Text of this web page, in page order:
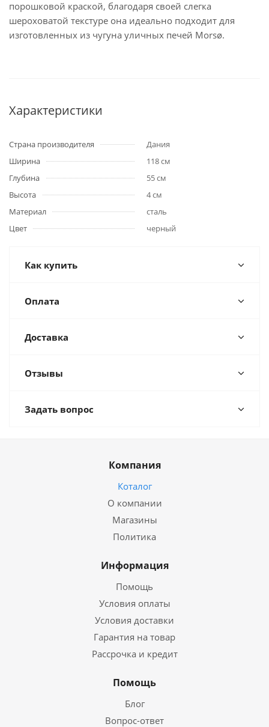
порошковой краской, благодаря своей слегка
шероховатой текстуре она идеально подходит для
изготовленных из чугуна уличных печей Morsø.
Характеристики
Страна производителя
Дания
Ширина
118 см
Глубина
55 см
Высота
4 см
Материал
сталь
Цвет
черный
Как купить
Оплата
Доставка
Отзывы
Задать вопрос
Компания
Коталог
О компании
Магазины
Политика
Информация
Помощь
Условия оплаты
Условия доставки
Гарантия на товар
Рассрочка и кредит
Помощь
Блог
Вопрос-ответ